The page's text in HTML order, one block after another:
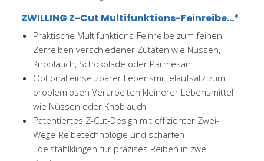
ZWILLING Z-Cut Multifunktions-Feinreibe...*
Praktische Multifunktions-Feinreibe zum feinen
Zerreiben verschiedener Zutaten wie Nüssen,
Knoblauch, Schokolade oder Parmesan
Optional einsetzbarer Lebensmittelaufsatz zum
problemlosen Verarbeiten kleinerer Lebensmittel
wie Nüssen oder Knoblauch
Patentiertes Z-Cut-Design mit effizienter Zwei-
Wege-Reibetechnologie und scharfen
Edelstahlklingen für präzises Reiben in zwei